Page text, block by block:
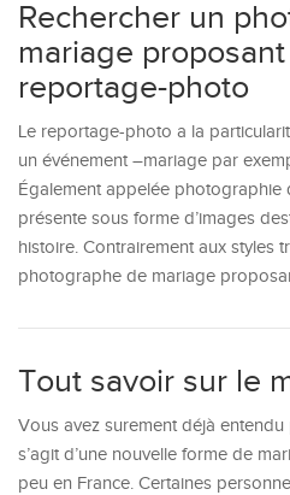
Rechercher un
mariage
reportage-photo
Le reportage-photo a la
un événement –mariage par
Également appelée photographie
présente sous forme d’images
histoire. Contrairement aux styles
photographe de mariage
Tout savoir sur le
Vous avez surement déjà
s’agit d’une nouvelle forme de
peu en France. Certaines